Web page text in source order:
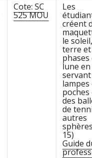
Cote: SC
525 MOU
Les
créent
le
terre et
phases
lune en
lampes
poches
des
de
autres
15)
Guide